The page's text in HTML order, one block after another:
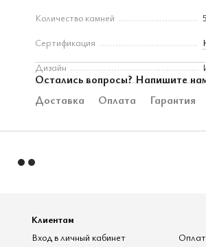
Количество камней
Сертификация
Дизайн
Остались вопросы? Напишите
Доставка
Оплата Гарантия
Клиентам
Вход в личный кабинет